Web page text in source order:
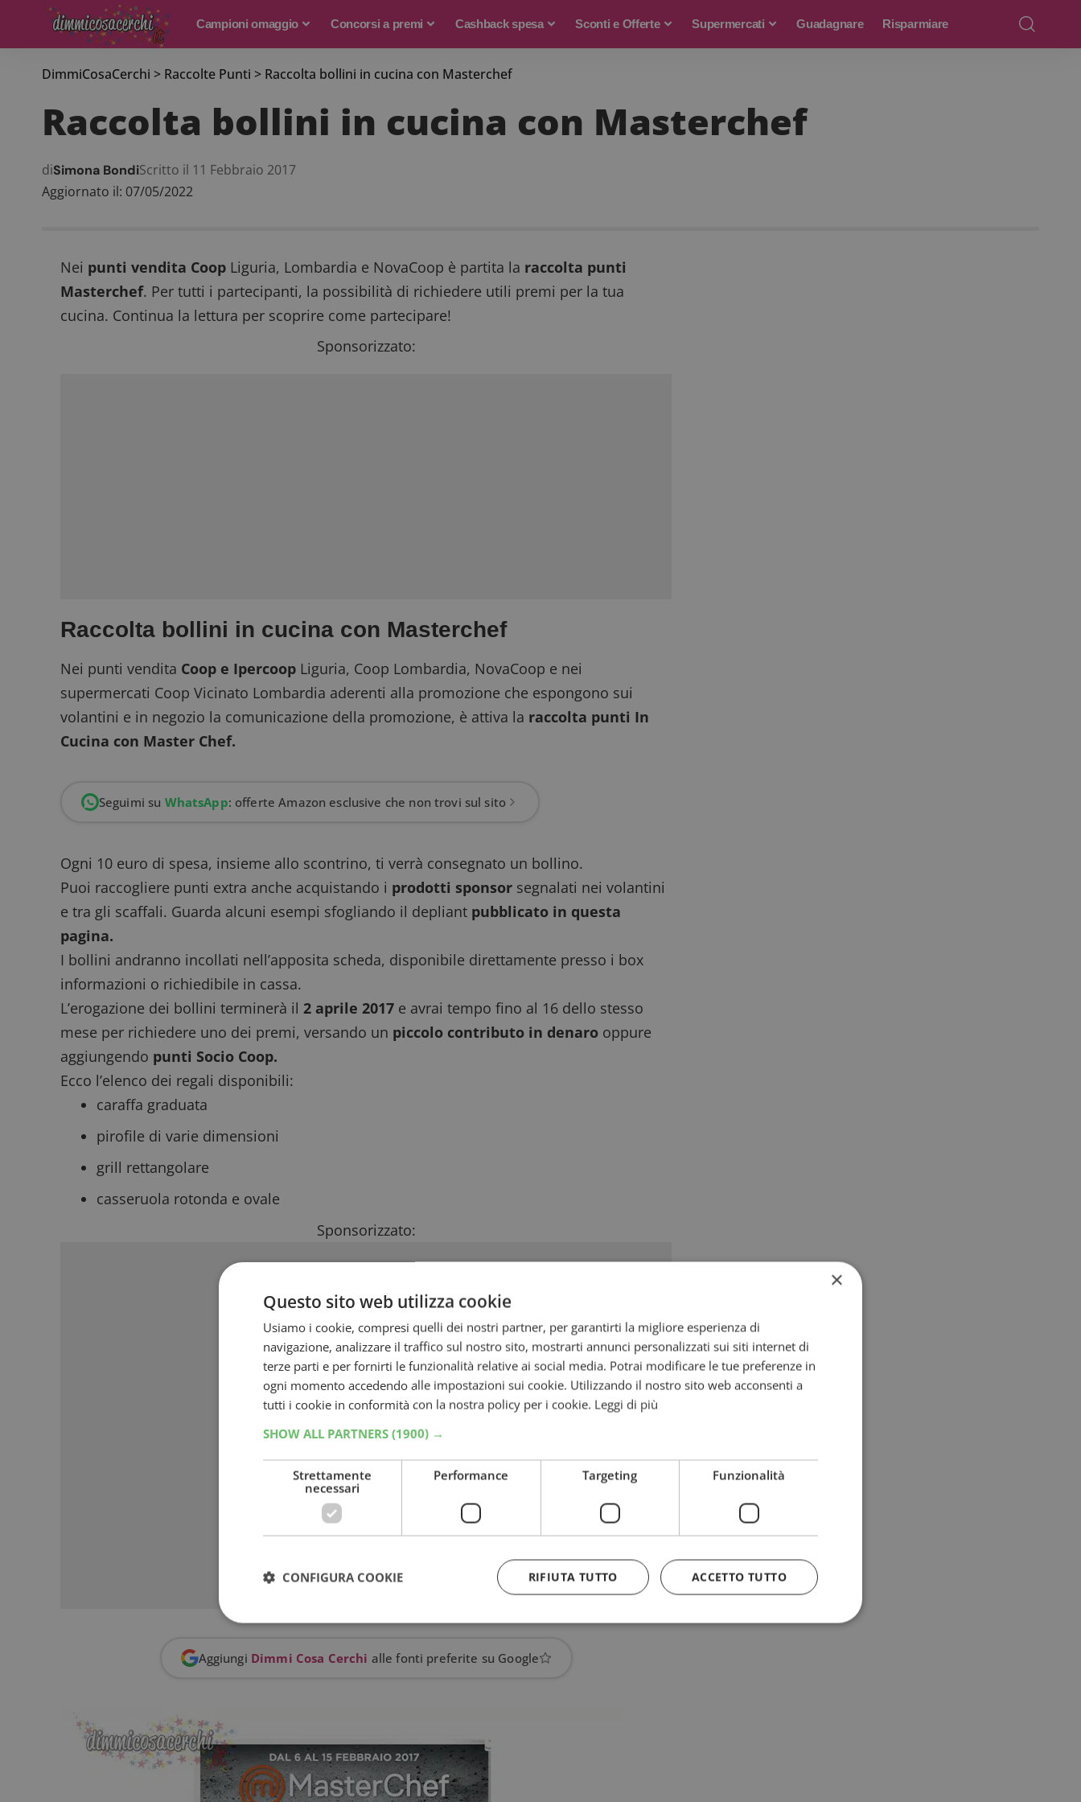
Campioni omaggio Concorsi a premi Cashback spesa Sconti e Offerte Supermercati Guadagnare Risparmiare
DimmiCosaCerchi > Raccolte Punti > Raccolta bollini in cucina con Masterchef
Raccolta bollini in cucina con Masterchef
Aggiornato il: 07/05/2022
diSimona BondiScritto il 11 Febbraio 2017
Nei punti vendita Coop Liguria, Lombardia e NovaCoop è partita la raccolta punti
Masterchef. Per tutti i partecipanti, la possibilità di richiedere utili premi per la tua
cucina. Continua la lettura per scoprire come partecipare!
Sponsorizzato:
Raccolta bollini in cucina con Masterchef
Nei punti vendita Coop e Ipercoop Liguria, Coop Lombardia, NovaCoop e nei
supermercati Coop Vicinato Lombardia aderenti alla promozione che espongono sui
volantini e in negozio la comunicazione della promozione, è attiva la raccolta punti In
Cucina con Master Chef.
Seguimi su WhatsApp: offerte Amazon esclusive che non trovi sul sito
Ogni 10 euro di spesa, insieme allo scontrino, ti verrà consegnato un bollino.
Puoi raccogliere punti extra anche acquistando i prodotti sponsor segnalati nei volantini
e tra gli scaffali. Guarda alcuni esempi sfogliando il depliant pubblicato in questa
pagina.
I bollini andranno incollati nell’apposita scheda, disponibile direttamente presso i box
informazioni o richiedibile in cassa.
L’erogazione dei bollini terminerà il2 aprile 2017 e avrai tempo fino al 16 dello stesso
mese per richiedere uno dei premi, versando un piccolo contributo in denaro oppure
aggiungendo punti Socio Coop.
Ecco l’elenco dei regali disponibili:
caraffa graduata
pirofile di varie dimensioni
grill rettangolare
casseruola rotonda e ovale
Sponsorizzato:
Aggiungi Dimmi Cosa Cerchi alle fonti preferite su Google
×
Questo sito web utilizza cookie
Usiamo i cookie, compresi quelli dei nostri partner, per garantirti la migliore esperienza di
navigazione, analizzare il traffico sul nostro sito, mostrarti annunci personalizzati sui siti internet di
terze parti e per fornirti le funzionalità relative ai social media. Potrai modificare le tue preferenze in
ogni momento accedendo alle impostazioni sui cookie. Utilizzando il nostro sito web acconsenti a
tutti i cookie in conformità con la nostra policy per i cookie. Leggi di più
SHOW ALL PARTNERS (1900) →
Strettamente
necessari
Performance Targeting Funzionalità
ACCETTO TUTTO
RIFIUTA TUTTO
CONFIGURA COOKIE
Strettamente necessari Performance
_GRECAPTCHA
Google LLC
www.google.com